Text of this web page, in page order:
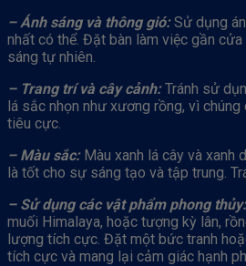
– Ánh sáng và thông gió:Sử dụng
nhất có thể. Đặt bàn làm việc gần
sáng tự nhiên.
– Trang trí và cây cảnh:Tránh sử
lá sắc nhọn như xương rồng, vì
tiêu cực.
– Màu sắc:Màu xanh lá cây và xanh
là tốt cho sự sáng tạo và tập trung.
– Sử dụng các vật phẩm phong thủy:
muối Himalaya, hoặc tượng kỳ lân,
lượng tích cực. Đặt một bức tranh
tích cực và mang lại cảm giác hạnh